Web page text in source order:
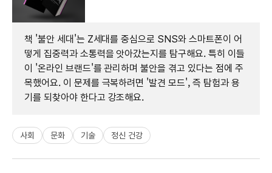
책 '불안 세대'는 Z세대를 중심으로 SNS와 스마트폰이 어
떻게 집중력과 소통력을 앗아갔는지를 탐구해요. 특히 이들
이 '온라인 브랜드'를 관리하며 불안을 겪고 있다는 점에 주
목했어요. 이 문제를 극복하려면 '발견 모드', 즉 탐험과 용
기를 되찾아야 한다고 강조해요.
사회 문화 기술 정신 건강